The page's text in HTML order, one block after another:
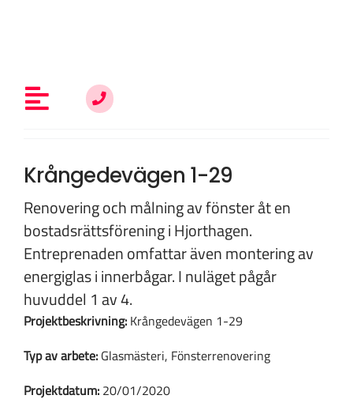
Toggle
Navigation
Vem är du?
Kunskap & inspiration
Kontakt
Krångedevägen 1-29
Renovering och målning av fönster åt en
bostadsrättsförening i Hjorthagen.
Entreprenaden omfattar även montering av
energiglas i innerbågar. I nuläget pågår
huvuddel 1 av 4.
Projektbeskrivning:Krångedevägen 1-29
Typ av arbete:Glasmästeri, Fönsterrenovering
Projektdatum:20/01/2020